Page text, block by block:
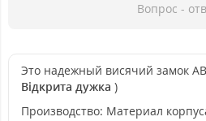
Вопрос -
Это надежный висячий замок
Відкрита дужка )
Производство: Материал